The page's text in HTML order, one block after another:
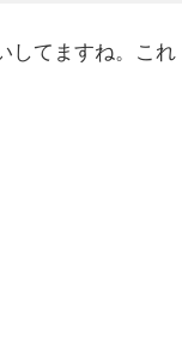
してますね。これ